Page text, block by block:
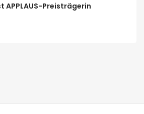
APPLAUS-Preisträgerin